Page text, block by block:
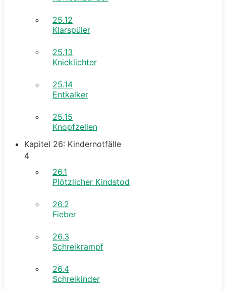
25.12
Klarspüler
25.13
Knicklichter
25.14
Entkalker
25.15
Knopfzellen
Kapitel 26: Kindernotfälle
4
26.1
Plötzlicher Kindstod
26.2
Fieber
26.3
Schreikrampf
26.4
Schreikinder